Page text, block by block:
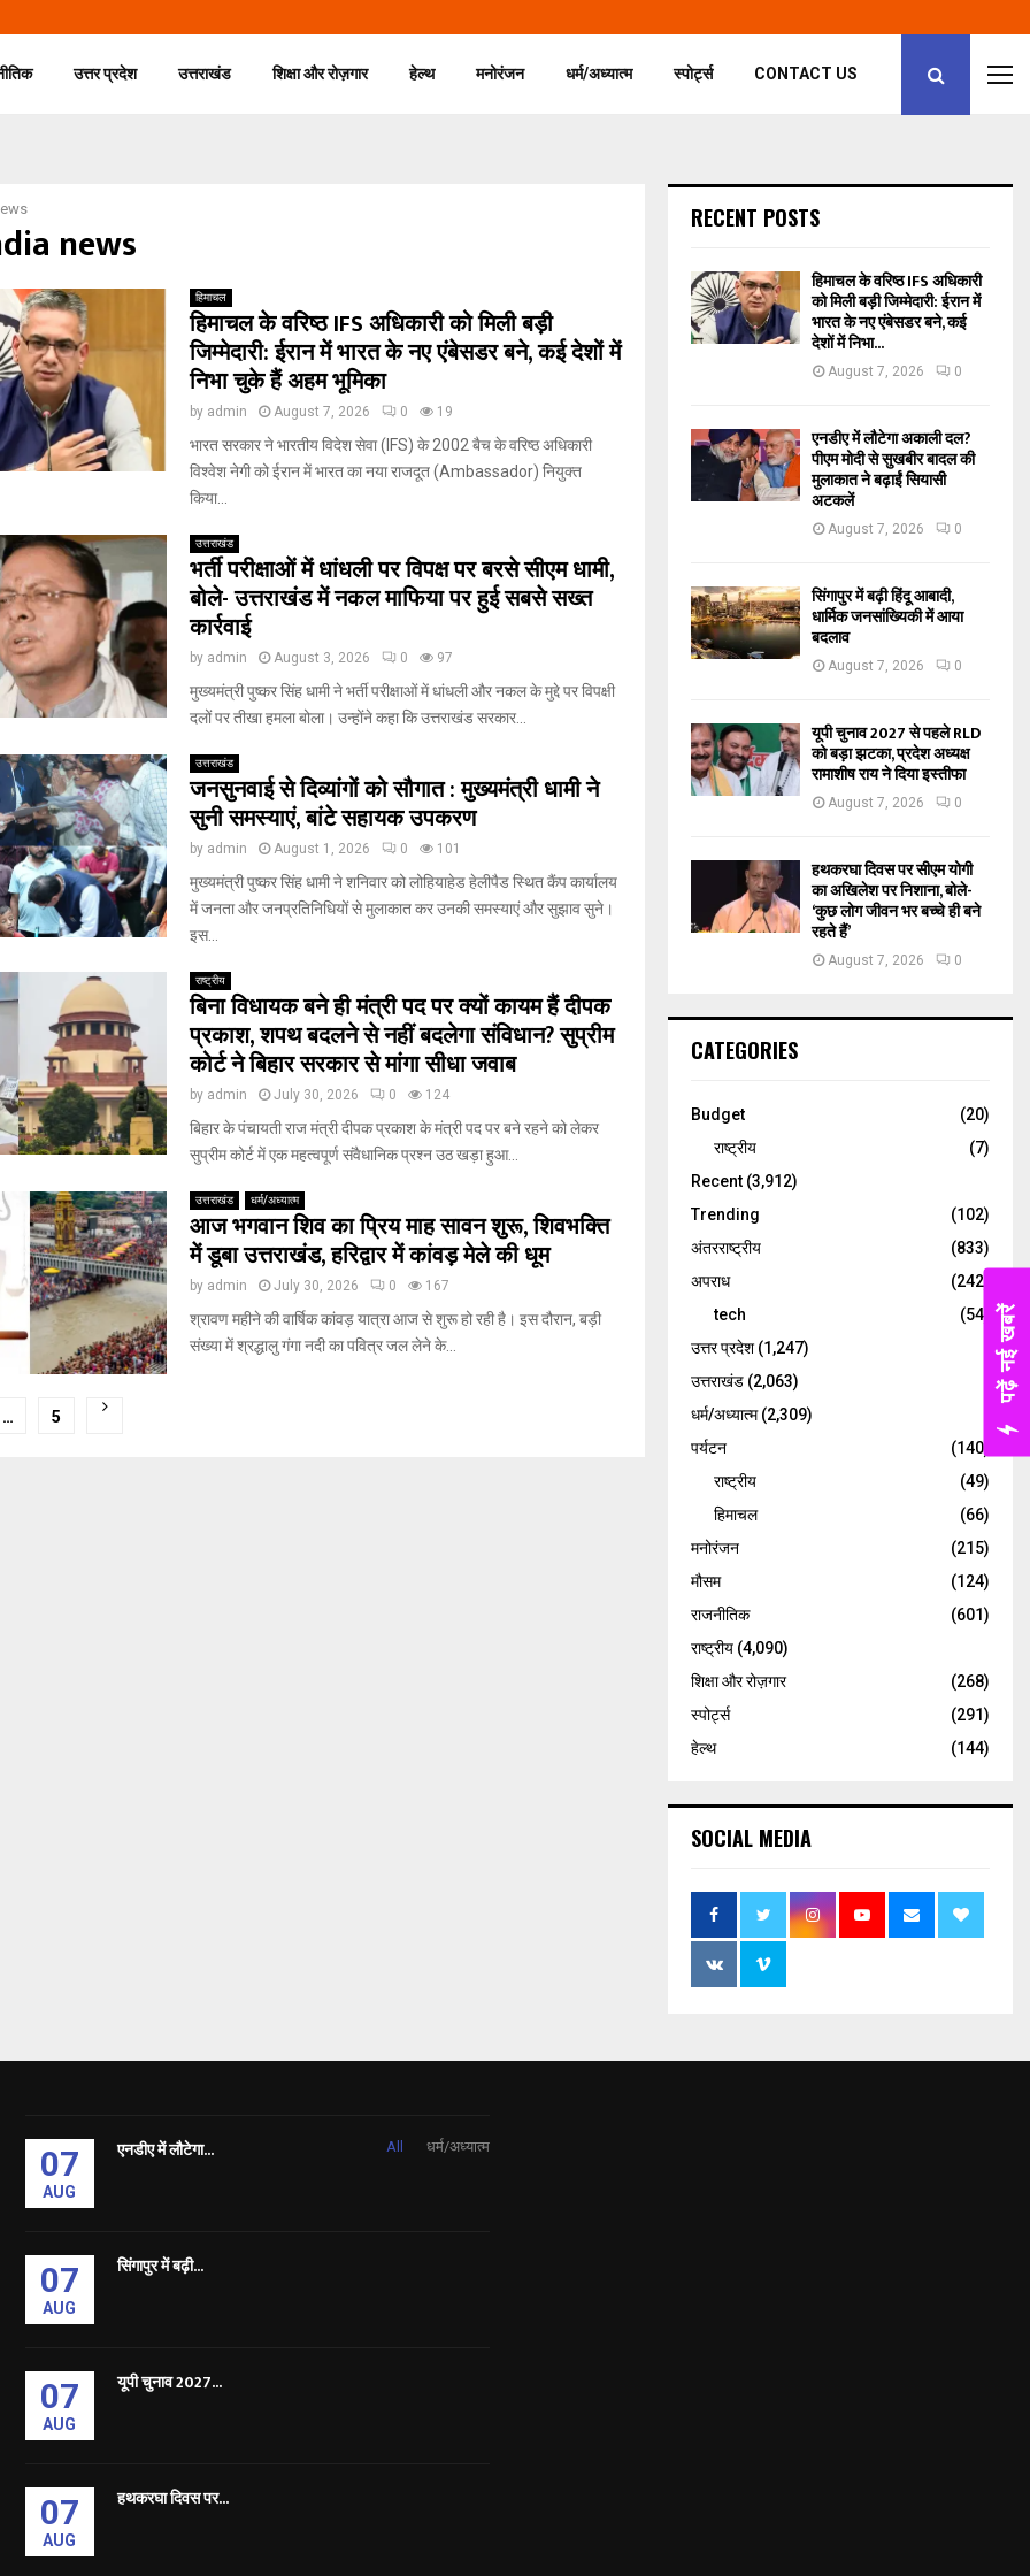
उत्तर प्रदेश उत्तराखंड शिक्षा और रोज़गार हेल्थ मनोरंजन धर्म/अध्यात्म स्पोर्ट्स CONTACT US
news
हिमाचल
हिमाचल के वरिष्ठ IFS अधिकारी को मिली बड़ी
जिम्मेदारी: ईरान में भारत के नए एंबेसडर बने, कई देशों में
निभा चुके हैं अहम भूमिका
by admin August 7, 2026 0 19
भारत सरकार ने भारतीय विदेश सेवा (IFS) के 2002 बैच के वरिष्ठ अधिकारी
विश्वेश नेगी को ईरान में भारत का नया राजदूत (Ambassador) नियुक्त
किया...
उत्तराखंड
भर्ती परीक्षाओं में धांधली पर विपक्ष पर बरसे सीएम धामी,
बोले- उत्तराखंड में नकल माफिया पर हुई सबसे सख्त
कार्रवाई
by admin August 3, 2026 0 97
मुख्यमंत्री पुष्कर सिंह धामी ने भर्ती परीक्षाओं में धांधली और नकल के मुद्दे पर विपक्षी
दलों पर तीखा हमला बोला। उन्होंने कहा कि उत्तराखंड सरकार...
उत्तराखंड
जनसुनवाई से दिव्यांगों को सौगात : मुख्यमंत्री धामी ने
सुनी समस्याएं, बांटे सहायक उपकरण
by admin August 1, 2026 0 101
मुख्यमंत्री पुष्कर सिंह धामी ने शनिवार को लोहियाहेड हेलीपैड स्थित कैंप कार्यालय
में जनता और जनप्रतिनिधियों से मुलाकात कर उनकी समस्याएं और सुझाव सुने।
इस...
राष्ट्रीय
बिना विधायक बने ही मंत्री पद पर क्यों कायम हैं दीपक
प्रकाश, शपथ बदलने से नहीं बदलेगा संविधान? सुप्रीम
कोर्ट ने बिहार सरकार से मांगा सीधा जवाब
by admin July 30, 2026 0 124
बिहार के पंचायती राज मंत्री दीपक प्रकाश के मंत्री पद पर बने रहने को लेकर
सुप्रीम कोर्ट में एक महत्वपूर्ण संवैधानिक प्रश्न उठ खड़ा हुआ...
उत्तराखंड धर्म/अध्यात्म
आज भगवान शिव का प्रिय माह सावन शुरू, शिवभक्ति
में डूबा उत्तराखंड, हरिद्वार में कांवड़ मेले की धूम
by admin July 30, 2026 0 167
श्रावण महीने की वार्षिक कांवड़ यात्रा आज से शुरू हो रही है। इस दौरान, बड़ी
संख्या में श्रद्धालु गंगा नदी का पवित्र जल लेने के...
… 5
RECENT POSTS
हिमाचल के वरिष्ठ IFS अधिकारी
को मिली बड़ी जिम्मेदारी: ईरान में
भारत के नए एंबेसडर बने, कई
देशों में निभा...
August 7, 2026 0
एनडीए में लौटेगा अकाली दल?
पीएम मोदी से सुखबीर बादल की
मुलाकात ने बढ़ाईं सियासी
अटकलें
August 7, 2026 0
सिंगापुर में बढ़ी हिंदू आबादी,
धार्मिक जनसांख्यिकी में आया
बदलाव
August 7, 2026 0
यूपी चुनाव 2027 से पहले RLD
को बड़ा झटका, प्रदेश अध्यक्ष
रामाशीष राय ने दिया इस्तीफा
August 7, 2026 0
हथकरघा दिवस पर सीएम योगी
का अखिलेश पर निशाना, बोले-
‘कुछ लोग जीवन भर बच्चे ही बने
रहते हैं’
August 7, 2026 0
CATEGORIES
Budget
(20)
राष्ट्रीय
(7)
Recent (3,912)
Trending
(102)
अंतरराष्ट्रीय
(833)
अपराध
(242)
tech
(54)
उत्तर प्रदेश(1,247)
उत्तराखंड (2,063)
धर्म/अध्यात्म(2,309)
पर्यटन
(140)
राष्ट्रीय
(49)
हिमाचल
(66)
मनोरंजन
(215)
मौसम
(124)
राजनीतिक
(601)
राष्ट्रीय (4,090)
शिक्षा और रोज़गार
(268)
स्पोर्ट्स
(291)
हेल्थ
(144)
SOCIAL MEDIA
All धर्म/अध्यात्म
07
AUG
एनडीए में लौटेगा...
07
AUG
सिंगापुर में बढ़ी...
07
AUG
यूपी चुनाव 2027...
07
AUG
हथकरघा दिवस पर...
पढ़ें नई खबरें